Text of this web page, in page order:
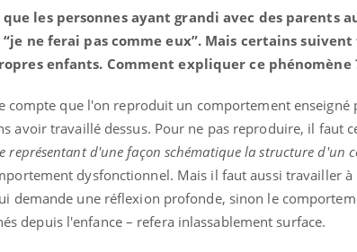
les personnes ayant grandi avec des parents
ne ferai pas comme eux”. Mais certains
enfants. Comment expliquer ce phénomène
compte que l'on reproduit un comportement enseigné
avoir travaillé dessus. Pour ne pas reproduire, il faut
représentant d'une façon schématique la structure d'un
dysfonctionnel. Mais il faut aussi travailler
demande une réflexion profonde, sinon le
depuis l'enfance – refera inlassablement surface.